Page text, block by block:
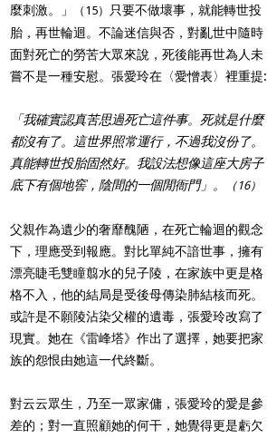
麼刺激。」
（15）
只要不做壞事，就能轉世投
胎，再世輪迴。不論迷信與否，對亂世中隨時
面對死亡的勞苦大眾來說，死後能再世為人未
嘗不是一種安慰。張愛玲在〈愛憎表〉裡重提:
「我確實認真苦思過死亡這件事。死就是什麼
都沒有了。這世界照常運行，不過我沒份了。
真能轉世投胎固然好。我設法想像這座大房子
底下有個地窖，陰間的一個閒衙門」。
（16）
父親作為遺少的奢靡醜陋，在死亡輪迴的觀念
下，理應受到報應。對比單純不諳世事，擁有
漂亮睫毛雙瞳翦水的兒子陵，在家族中更是格
格不入，他的結局是受後母傳染肺結核而死。
或許是不願陵沾染父權的遺毒，張愛玲改寫了
現實。她在《雷峰塔》作出了選擇，她要把家
族的怨恨由她這一代終斷。
對云云眾生，乃至一眾家傭，張愛玲的愛是參
差的；對一直照顧她的何干，她覺得更是虧欠